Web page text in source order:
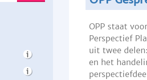
OPP staat
Perspectief
uit twee
en het